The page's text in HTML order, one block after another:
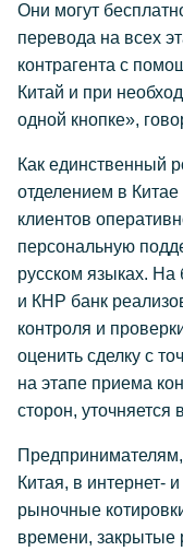
Они могут
перевода на всех
контрагента с
Китай и при
одной кнопке»,
Как единственный
отделением в
клиентов
персональную
русском языках. На
и КНР банк
контроля и
оценить сделку с
на этапе приема
сторон, уточняется
Китая, в интернет-
рыночные
времени, закрытые